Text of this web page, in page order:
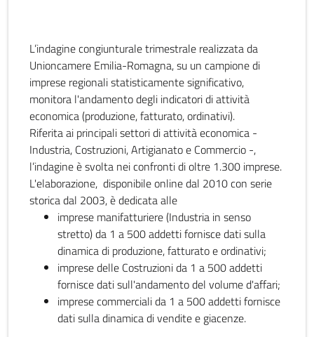
L’indagine congiunturale trimestrale realizzata da
Unioncamere Emilia-Romagna, su un campione di
imprese regionali statisticamente significativo,
monitora l'andamento degli indicatori di attività
economica (produzione, fatturato, ordinativi).
Riferita ai principali settori di attività economica -
Industria, Costruzioni, Artigianato e Commercio -,
l’indagine è svolta nei confronti di oltre 1.300 imprese.
L'elaborazione, disponibile online dal 2010 con serie
storica dal 2003, è dedicata alle
imprese manifatturiere (Industria in senso
stretto) da 1 a 500 addetti fornisce dati sulla
dinamica di produzione, fatturato e ordinativi;
imprese delle Costruzioni da 1 a 500 addetti
fornisce dati sull'andamento del volume d'affari;
imprese commerciali da 1 a 500 addetti fornisce
dati sulla dinamica di vendite e giacenze.